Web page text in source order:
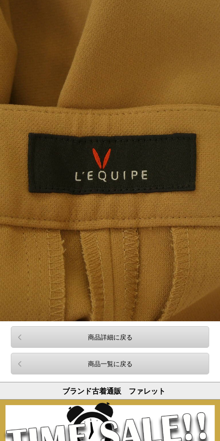
商品詳細に戻る
商品一覧に戻る
ブランド古着通販 ファレット